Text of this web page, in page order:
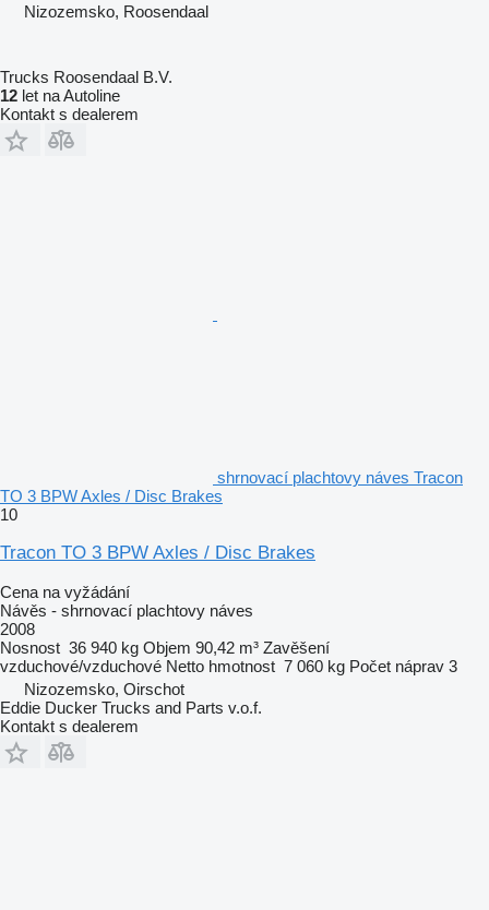
Nizozemsko, Roosendaal
Trucks Roosendaal B.V.
12 let na Autoline
Kontakt s dealerem
shrnovací plachtovy náves Tracon
TO 3 BPW Axles / Disc Brakes
10
Tracon TO 3 BPW Axles / Disc Brakes
Cena na vyžádání
Návěs - shrnovací plachtovy náves
2008
Nosnost 36 940 kg Objem 90,42 m³ Zavěšení
vzduchové/vzduchové Netto hmotnost 7 060 kg Počet náprav 3
Nizozemsko, Oirschot
Eddie Ducker Trucks and Parts v.o.f.
Kontakt s dealerem